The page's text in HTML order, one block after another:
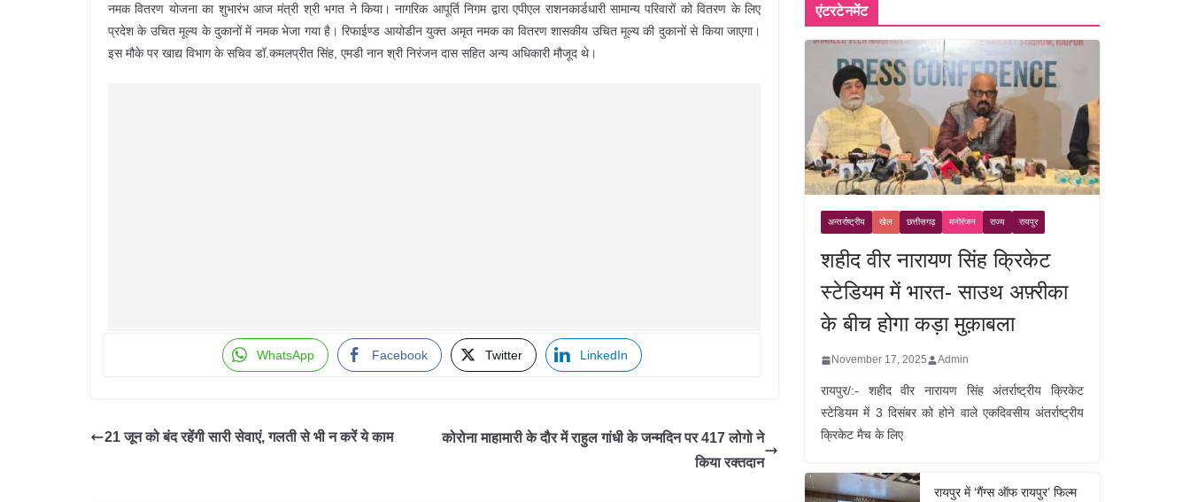
नमक वितरण योजना का शुभारंभ आज मंत्री श्री भगत ने किया। नागरिक आपूर्ति निगम द्वारा एपीएल राशनकार्डधारी सामान्य परिवारों को वितरण के लिए
प्रदेश के उचित मूल्य के दुकानों में नमक भेजा गया है। रिफाईण्ड आयोडीन युक्त अमृत नमक का वितरण शासकीय उचित मूल्य की दुकानों से किया जाएगा।
इस मौके पर खाद्य विभाग के सचिव डॉ.कमलप्रीत सिंह, एमडी नान श्री निरंजन दास सहित अन्य अधिकारी मौजूद थे।
WhatsApp Facebook Twitter LinkedIn
21 जून को बंद रहेंगी सारी सेवाएं, गलती से भी न करें ये काम
कोरोना माहामारी के दौर में राहुल गांधी के जन्मदिन पर 417 लोगो ने
किया रक्तदान
एंटरटेनमेंट
अन्तर्राष्ट्रीय खेल छत्तीसगढ़ मनोरंजन राज्य रायपुर
शहीद वीर नारायण सिंह क्रिकेट
स्टेडियम में भारत- साउथ अफ़्रीका
के बीच होगा कड़ा मुक़ाबला
November 17, 2025 Admin
रायपुर/:- शहीद वीर नारायण सिंह अंतर्राष्ट्रीय क्रिकेट
स्टेडियम में 3 दिसंबर को होने वाले एकदिवसीय अंतर्राष्ट्रीय
क्रिकेट मैच के लिए
रायपुर में ‘गैंग्स ऑफ रायपुर’ फिल्म